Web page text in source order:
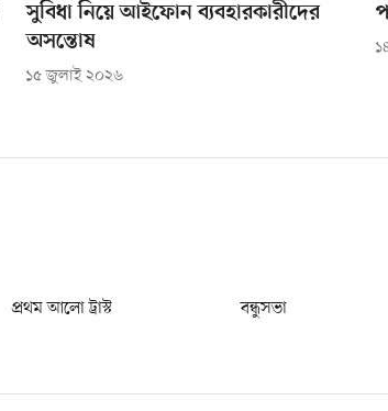
সুবিধা নিয়ে আইফোন ব্যবহারকারীদের
অসন্তোষ
১৫ জুলাই ২০২৬
প্রথম আলো ট্রাস্ট বন্ধুসভা